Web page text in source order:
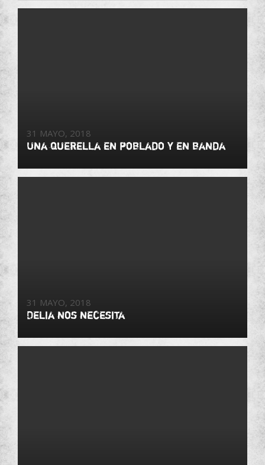
31 MAYO, 2018
Una querella en poblado y en banda
31 MAYO, 2018
Delia nos necesita